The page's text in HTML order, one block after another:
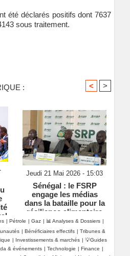
été déclarés positifs dont 7637
sous traitement.
: < >
Jeudi 21 Mai 2026 - 15:03
Sénégal : le FSRP
engage les médias
dans la bataille pour la
résilience alimentaire
| Pétrole | Gaz | 📊 Analyses & Dossiers |
| Bénéficiaires effectifs | Tribunes &
| Investissements & marchés | 💡Guides
& événements | Technologie | Finance |